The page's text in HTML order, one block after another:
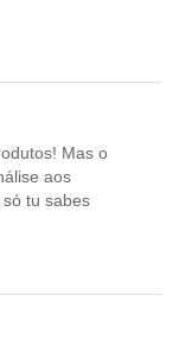
Mas o
aos
tu sabes